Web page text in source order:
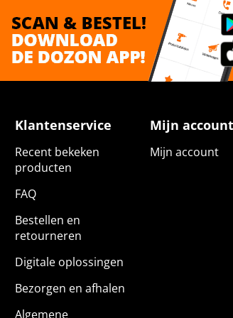
Klantenservice
Recent bekeken
producten
FAQ
Bestellen en
retourneren
Digitale oplossingen
Bezorgen en afhalen
Algemene
Mijn account
Mijn account